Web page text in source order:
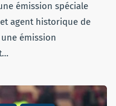
émission spéciale
agent historique de
une émission